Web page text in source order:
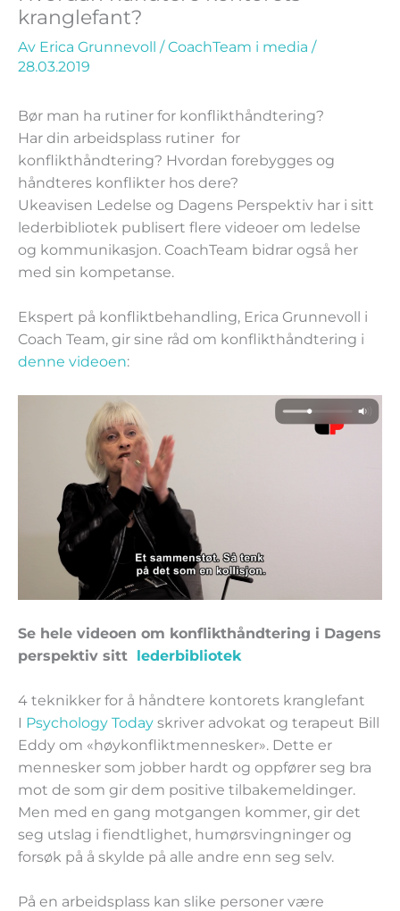
kranglefant?
Av Erica Grunnevoll /CoachTeam i media /
28.03.2019
Bør man ha rutiner for konflikthåndtering?
Har din arbeidsplass rutiner for
konflikthåndtering? Hvordan forebygges og
håndteres konflikter hos dere?
Ukeavisen Ledelse og Dagens Perspektiv har i sitt
lederbibliotek publisert flere videoer om ledelse
og kommunikasjon. CoachTeam bidrar også her
med sin kompetanse.
Ekspert på konfliktbehandling, Erica Grunnevoll i
Coach Team, gir sine råd om konflikthåndtering i
denne videoen:
Se hele videoen om konflikthåndtering i Dagens
perspektiv sitt
lederbibliotek
4 teknikker for å håndtere kontorets kranglefant
I Psychology Today skriver advokat og terapeut Bill
Eddy om «høykonfliktmennesker». Dette er
mennesker som jobber hardt og oppfører seg bra
mot de som gir dem positive tilbakemeldinger.
Men med en gang motgangen kommer, gir det
seg utslag i fiendtlighet, humørsvingninger og
forsøk på å skylde på alle andre enn seg selv.
På en arbeidsplass kan slike personer være